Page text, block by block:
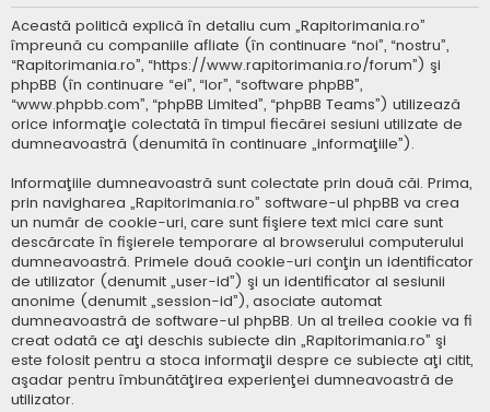
t
Această politică explică în detaliu cum „Rapitorimania.ro”
împreună cu companiile afliate (în continuare “noi”, “nostru”,
“Rapitorimania.ro”, “https://www.rapitorimania.ro/forum”) şi
phpBB (în continuare “ei”, “lor”, “software phpBB”,
“www.phpbb.com”, “phpBB Limited”, “phpBB Teams”) utilizează
orice informaţie colectată în timpul fiecărei sesiuni utilizate de
dumneavoastră (denumită în continuare „informaţiile”).
Informaţiile dumneavoastră sunt colectate prin două căi. Prima,
prin navigharea „Rapitorimania.ro” software-ul phpBB va crea
un număr de cookie-uri, care sunt fişiere text mici care sunt
descărcate în fişierele temporare al browserului computerului
dumneavoastră. Primele două cookie-uri conţin un identificator
de utilizator (denumit „user-id”) şi un identificator al sesiunii
anonime (denumit „session-id”), asociate automat
dumneavoastră de software-ul phpBB. Un al treilea cookie va fi
creat odată ce aţi deschis subiecte din „Rapitorimania.ro” şi
este folosit pentru a stoca informaţii despre ce subiecte aţi citit,
aşadar pentru îmbunătăţirea experienţei dumneavoastră de
utilizator.